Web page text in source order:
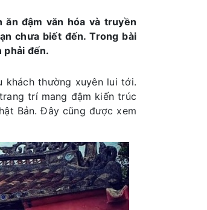
đậm văn hóa và truyền
chưa biết đến. Trong bài
phải đến.
khách thường xuyên lui tới.
trí mang đậm kiến trúc
Bản. Đây cũng được xem